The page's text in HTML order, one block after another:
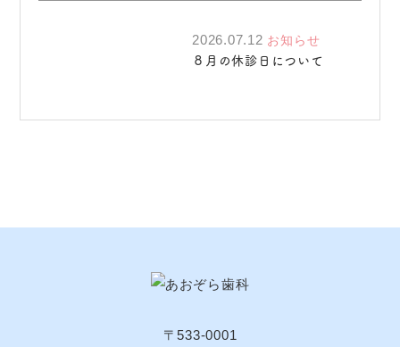
2026.07.12 お知らせ
８月の休診日について
〒533-0001